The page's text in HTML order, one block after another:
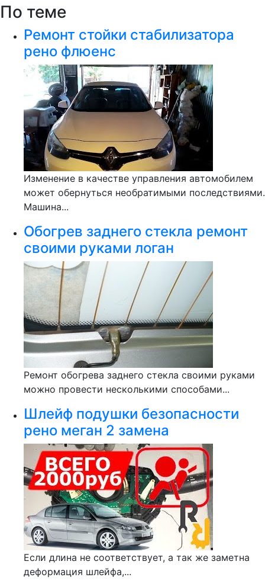
По теме
Ремонт стойки стабилизатора
рено флюенс
Изменение в качестве управления автомобилем
может обернуться необратимыми последствиями.
Машина...
Обогрев заднего стекла ремонт
своими руками логан
Ремонт обогрева заднего стекла своими руками
можно провести несколькими способами...
Шлейф подушки безопасности
рено меган 2 замена
Если длина не соответствует, а так же заметна
деформация шлейфа,...